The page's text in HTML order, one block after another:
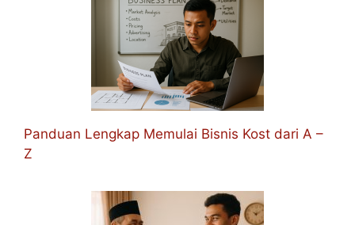
Panduan Lengkap Memulai Bisnis Kost dari A –
Z